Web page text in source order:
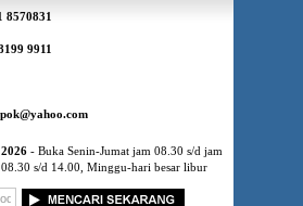
- Buka Senin-Jumat jam 08.30 s/d jam
s/d 14.00, Minggu-hari besar libur
8570831
9911